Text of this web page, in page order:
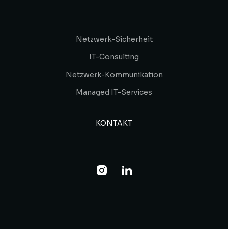
Netzwerk-Sicherheit
IT-Consulting
Netzwerk-Kommunikation
Managed IT-Services
KONTAKT